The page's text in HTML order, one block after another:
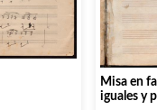
Misa en
iguales y